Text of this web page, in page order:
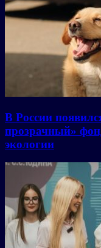
В России
прозрачный»
экологии